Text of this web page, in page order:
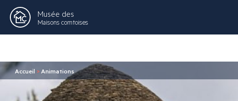
Musée des
Maisons comtoises
Accueil > Animations